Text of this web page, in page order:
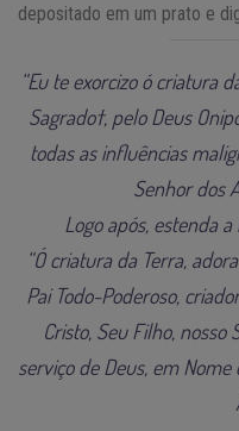
depositado em um prato e
“Eu te exorcizo ó criatura
Sagrado†, pelo Deus
todas as influências
Senhor dos
Logo após, estenda
“Ó criatura da Terra,
Pai Todo-Poderoso,
Cristo, Seu Filho, nosso
serviço de Deus, em